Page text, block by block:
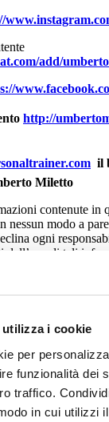
i cookie
per
funzionalità dei
traffico.
in cui utilizzi
add/
http://
il
Miletto
contenute in
nessun modo a
ogni
dall’uso di tali
con
con altri attrezzi
la massima
prima di